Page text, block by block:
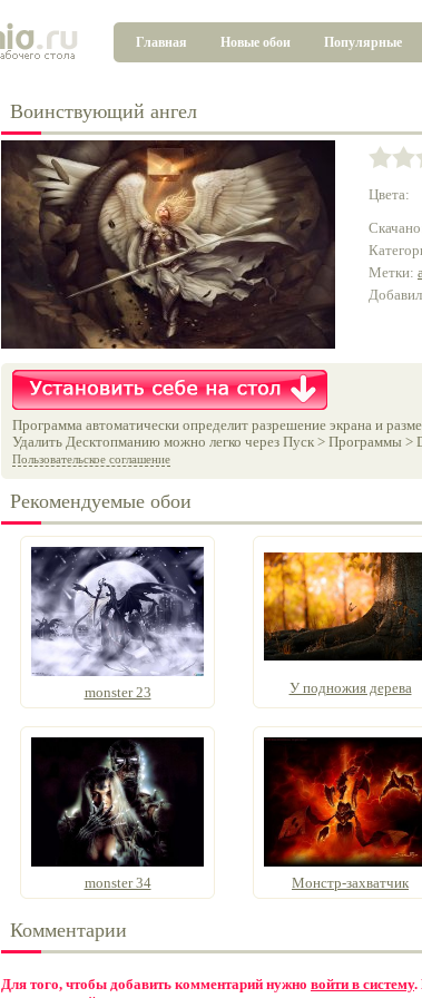
Главная Новые обои Популярные
Воинствующий ангел
Цвета:
Метки:
Программа автоматически определит разрешение экрана и
Удалить Десктопманию можно легко через Пуск > Программы >
Пользовательское соглашение
Рекомендуемые обои
monster 23 У подножия дерева
monster 34 Монстр-захватчик
Комментарии
Для того, чтобы добавить комментарий нужно войти в систему.